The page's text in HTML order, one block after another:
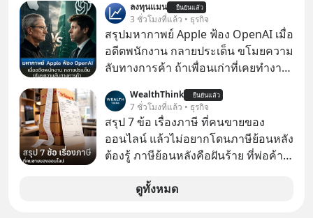
เจ้าของผู้นำ AI จีน ตั้งแต่โรงงานผลิตชิป
หน่วยความจำ โมเดล AI ยันหุ่นยนต์
✅ได้การรับยกเว้นภาษี Capital Gain
ตามกฎหมายภาษีของประเทศไทย
ลงทุนแมน ยืนยันแล้ว
3 ชั่วโมงที่แล้ว • ธุรกิจ
สรุปมหากาพย์ Apple ฟ้อง OpenAI เมื่อ
อดีตพนักงาน กลายประเด็น ขโมยความ
ลับทางการค้า ถ้าเพื่อนเก่าที่เคยทำงาน
เก่าที่เขาเคยทำไว้ ตอนยังอยู่บริษัท
เดียวกัน
WealthThink ยืนยันแล้ว
7 ชั่วโมงที่แล้ว • ธุรกิจ
สรุป 7 ข้อ เรื่องภาษี ที่คนขายของ
ออนไลน์ แล้วไม่อยากโดนภาษีย้อนหลัง
ต้องรู้ ภาษีย้อนหลังคือฝันร้าย ที่พ่อค้า
ดูทั้งหมด